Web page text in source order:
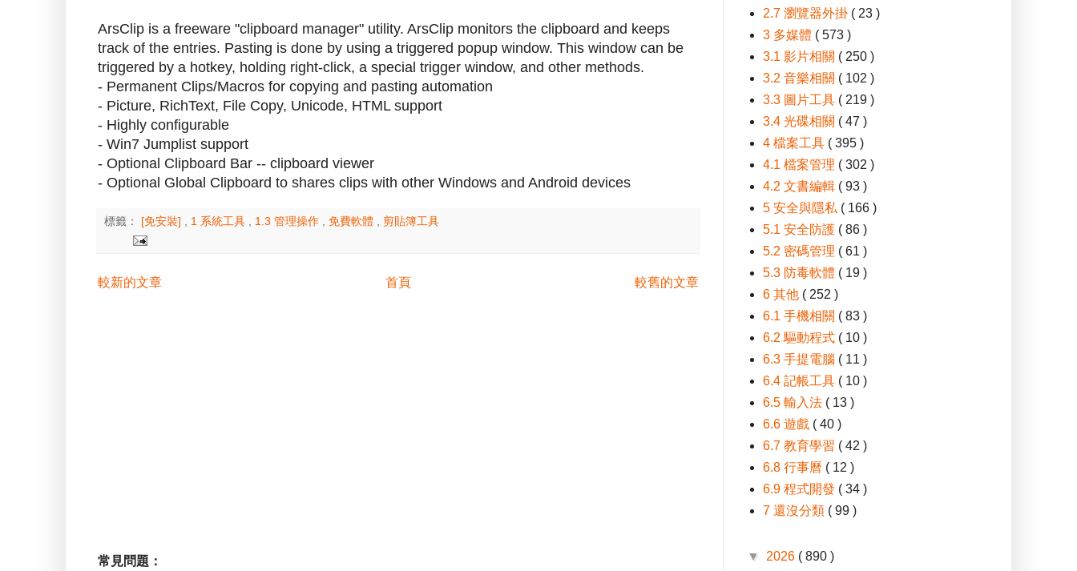
ArsClip is a freeware "clipboard manager" utility. ArsClip monitors the clipboard and keeps
track of the entries. Pasting is done by using a triggered popup window. This window can be
triggered by a hotkey, holding right-click, a special trigger window, and other methods.
- Permanent Clips/Macros for copying and pasting automation
- Picture, RichText, File Copy, Unicode, HTML support
- Highly configurable
- Win7 Jumplist support
- Optional Clipboard Bar -- clipboard viewer
- Optional Global Clipboard to shares clips with other Windows and Android devices
標籤： [免安裝] 1 系統工具 1.3 管理操作 免費軟體 剪貼簿工具
較新的文章 較舊的文章
首頁
常見問題：
2.7 瀏覽器外掛 ( 23 )
3 多媒體 ( 573 )
3.1 影片相關 ( 250 )
3.2 音樂相關 ( 102 )
3.3 圖片工具 ( 219 )
3.4 光碟相關 ( 47 )
4 檔案工具 ( 395 )
4.1 檔案管理 ( 302 )
4.2 文書編輯 ( 93 )
5 安全與隱私 ( 166 )
5.1 安全防護 ( 86 )
5.2 密碼管理 ( 61 )
5.3 防毒軟體 ( 19 )
6 其他 ( 252 )
6.1 手機相關 ( 83 )
6.2 驅動程式 ( 10 )
6.3 手提電腦 ( 11 )
6.4 記帳工具 ( 10 )
6.5 輸入法 ( 13 )
6.6 遊戲 ( 40 )
6.7 教育學習 ( 42 )
6.8 行事曆 ( 12 )
6.9 程式開發 ( 34 )
7 還沒分類 ( 99 )
▼ 2026 ( 890 )